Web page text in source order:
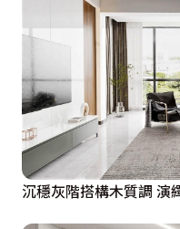
沉穩灰階搭構木質調